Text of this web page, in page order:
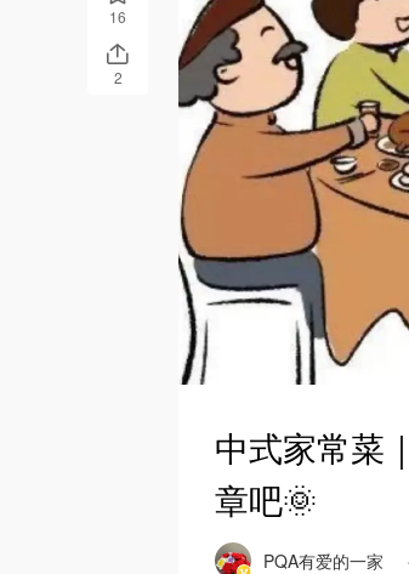
16
2
中式家常菜
章吧🌞
PQA有爱的一家